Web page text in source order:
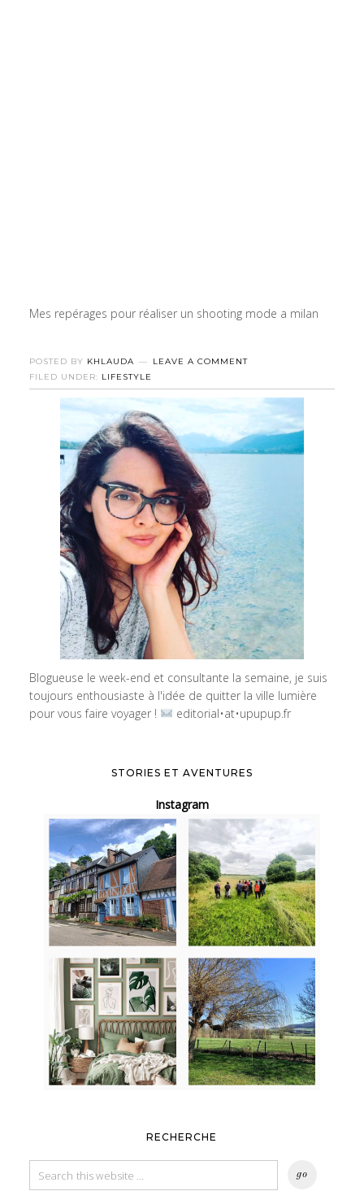
Mes repérages pour réaliser un shooting mode a milan
POSTED BY KHLAUDA
LEAVE A COMMENT
FILED UNDER: LIFESTYLE
Blogueuse le week-end et consultante la semaine, je suis
toujours enthousiaste à l'idée de quitter la ville lumière
pour vous faire voyager !
editorial•at•upupup.fr
STORIES ET AVENTURES
Instagram
RECHERCHE